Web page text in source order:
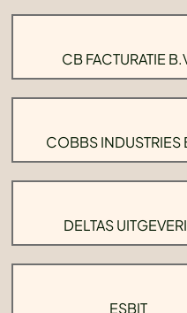
CB FACTURATIE
COBBS INDUSTRIES
DELTAS
ESBIT